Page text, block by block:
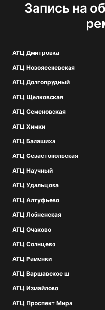
Запись на
АТЦ Дмитровка
АТЦ Новоясеневская
АТЦ Долгопрудный
АТЦ Щёлковская
АТЦ Семеновская
АТЦ Химки
АТЦ Балашиха
АТЦ Севастопольская
АТЦ Научный
АТЦ Удальцова
АТЦ Алтуфьево
АТЦ Лобненская
АТЦ Очаково
АТЦ Солнцево
АТЦ Раменки
АТЦ Варшавское ш
АТЦ Измайлово
АТЦ Проспект Мира